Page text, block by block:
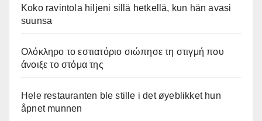
Koko ravintola hiljeni sillä hetkellä, kun hän avasi
suunsa
Ολόκληρο το εστιατόριο σιώπησε τη στιγμή που
άνοιξε το στόμα της
Hele restauranten ble stille i det øyeblikket hun
åpnet munnen